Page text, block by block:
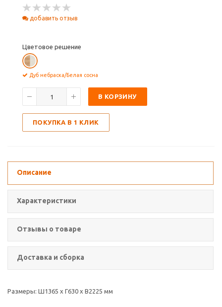
добавить отзыв
Цветовое решение
Дуб небраска/Белая сосна
В КОРЗИНУ
ПОКУПКА В 1 КЛИК
Описание
Характеристики
Отзывы о товаре
Доставка и сборка
Размеры: Ш1365 х Г630 х В2225 мм